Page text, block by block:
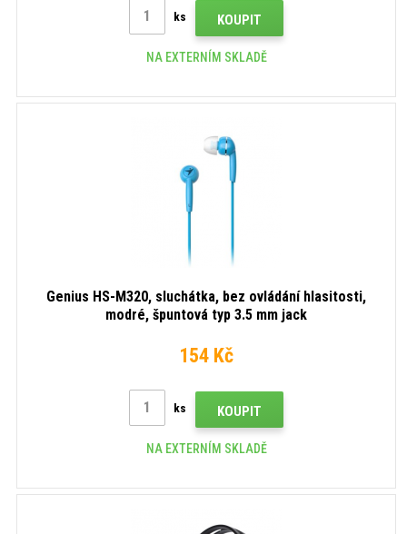
ks KOUPIT
NA EXTERNÍM SKLADĚ
Genius HS-M320, sluchátka, bez ovládání hlasitosti,
modré, špuntová typ 3.5 mm jack
154 Kč
ks KOUPIT
NA EXTERNÍM SKLADĚ